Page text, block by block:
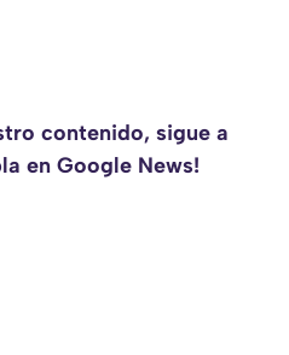
contenido, sigue a
en Google News!